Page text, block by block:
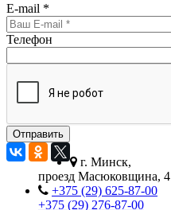
E-mail *
Телефон
г. Минск,
проезд Масюковщина, 4
+375 (29) 625-87-00
+375 (29) 276-87-00